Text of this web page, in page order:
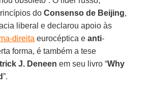
doConsenso de Beijing,
liberal e declarou apoio às
direita eurocéptica eanti-
forma, é também a tese
J. Deneen em seu livro “Why
”.